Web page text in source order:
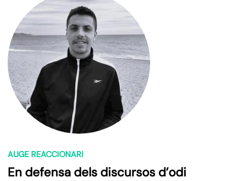
AUGE REACCIONARI
En defensa dels discursos d’odi